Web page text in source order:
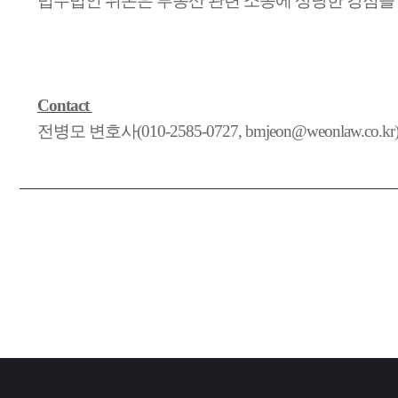
Contact
전병모 변호사(010-2585-0727, bmjeon@weonlaw.co.kr)